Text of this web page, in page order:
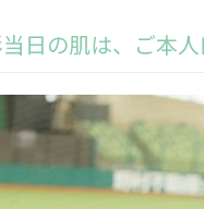
当日の肌は、ご本